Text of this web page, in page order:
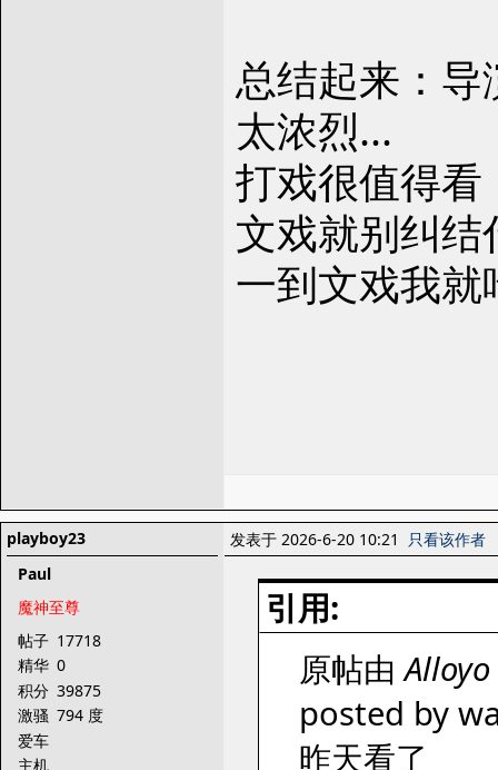
总结起来：
太浓烈...
打戏很值得
文戏就别纠
一到文戏我就
playboy23
Paul
魔神至尊
帖子 17718
精华 0
积分 39875
激骚 794 度
爱车
主机
发表于 2026-6-20 10:21 只看该作者
引用:
原帖由Alloyo
posted by
昨天看了